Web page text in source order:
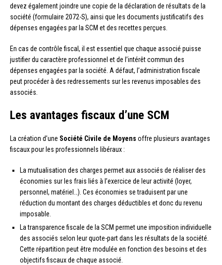
devez également joindre une copie de la déclaration de résultats de la
société (formulaire 2072-S), ainsi que les documents justificatifs des
dépenses engagées par la SCM et des recettes perçues.
En cas de contrôle fiscal, il est essentiel que chaque associé puisse
justifier du caractère professionnel et de l’intérêt commun des
dépenses engagées par la société. A défaut, l’administration fiscale
peut procéder à des redressements sur les revenus imposables des
associés.
Les avantages fiscaux d’une SCM
La création d’une Société Civile de Moyens offre plusieurs avantages
fiscaux pour les professionnels libéraux :
La mutualisation des charges permet aux associés de réaliser des
économies sur les frais liés à l’exercice de leur activité (loyer,
personnel, matériel…). Ces économies se traduisent par une
réduction du montant des charges déductibles et donc du revenu
imposable.
La transparence fiscale de la SCM permet une imposition individuelle
des associés selon leur quote-part dans les résultats de la société.
Cette répartition peut être modulée en fonction des besoins et des
objectifs fiscaux de chaque associé.